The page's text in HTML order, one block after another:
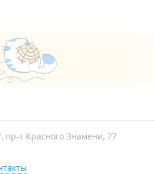
пр-т Красного Знамени, 77